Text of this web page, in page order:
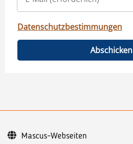
Datenschutzbestimmungen
Abschicken
Mascus-Webseiten